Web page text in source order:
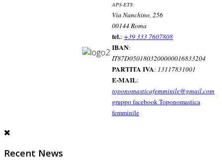
APS-ETS:
Via Nanchino, 256
00144 Roma
tel.: +39 333 7607808
IBAN:
IT87D0501803200000016833204
PARTITA IVA: 13117831001
E-MAIL:
toponomasticafemminile@gmail.com
gruppo facebook Toponomastica
femminile
Recent News